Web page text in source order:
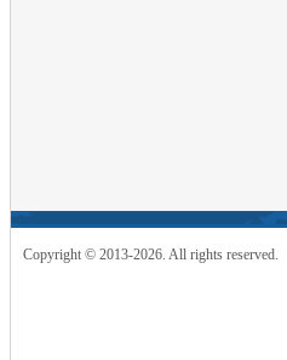
Copyright © 2013-2026. All rights reserved.